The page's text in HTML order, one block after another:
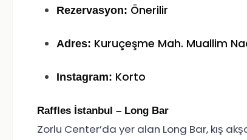
Rezervasyon: Önerilir
Adres: Kuruçeşme Mah. Muallim
Instagram: Korto
Raffles İstanbul – Long Bar
Zorlu Center’da yer alan Long Bar, kış